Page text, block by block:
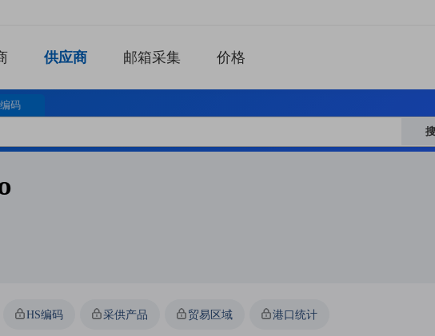
供应商 邮箱采集 价格
码
HS编码 采供产品 贸易区域 港口统计